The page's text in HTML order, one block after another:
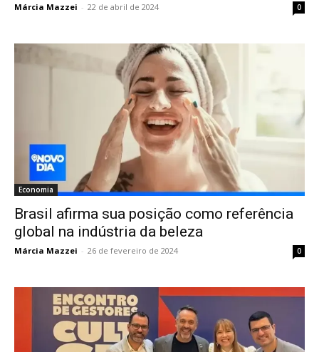
Márcia Mazzei - 22 de abril de 2024 0
Economia
Brasil afirma sua posição como referência
global na indústria da beleza
Márcia Mazzei - 26 de fevereiro de 2024 0